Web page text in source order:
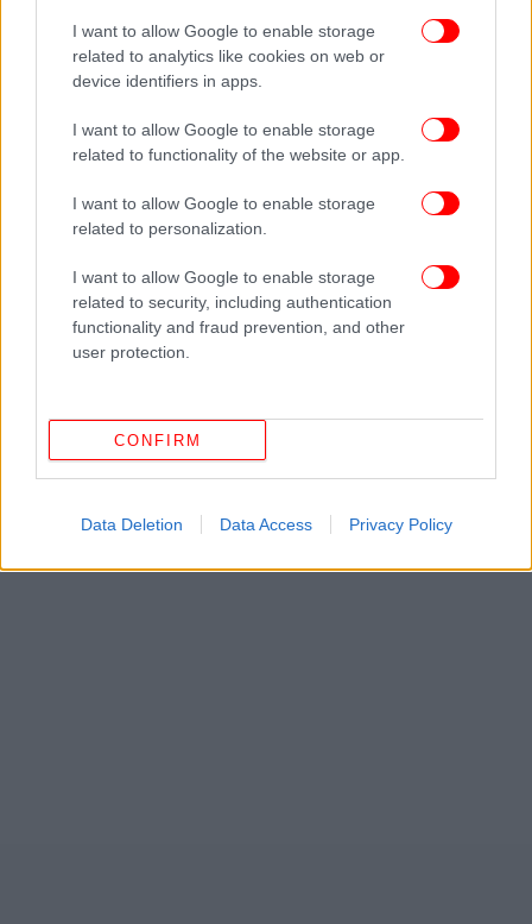
I want to allow Google to enable storage
related to analytics like cookies on web or
device identifiers in apps.
I want to allow Google to enable storage
related to functionality of the website or app.
I want to allow Google to enable storage
related to personalization.
I want to allow Google to enable storage
related to security, including authentication
functionality and fraud prevention, and other
user protection.
CONFIRM
Data Deletion Data Access Privacy Policy
ΔΕΙΤΕ ΕΠΙΣΗΣ